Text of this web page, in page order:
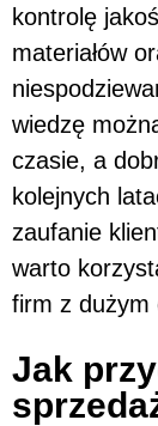
kontrolę
materiałów
wiedzę
czasie, a
kolejnych
zaufanie
warto
firm z dużym
Jak